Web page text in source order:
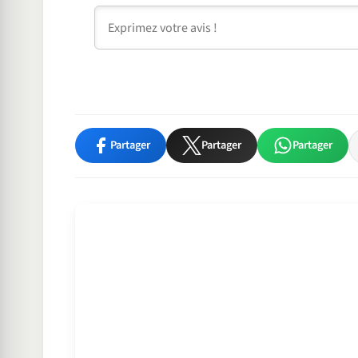
Partager Partager Partager